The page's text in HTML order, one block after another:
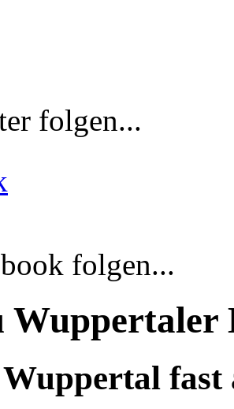
folgen...
folgen...
Wuppertaler
fast